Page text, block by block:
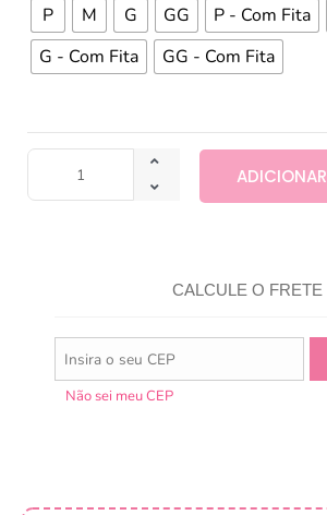
P M G GG P - Com Fita
G - Com Fita
GG - Com Fita
ADICIONAR
CALCULE O FRETE
Não sei meu CEP